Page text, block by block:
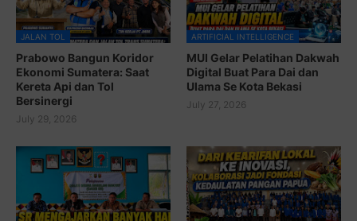
JALAN TOL
Prabowo Bangun Koridor
Ekonomi Sumatera: Saat
Kereta Api dan Tol
Bersinergi
July 29, 2026
ARTIFICIAL INTELLIGENCE
MUI Gelar Pelatihan Dakwah
Digital Buat Para Dai dan
Ulama Se Kota Bekasi
July 27, 2026